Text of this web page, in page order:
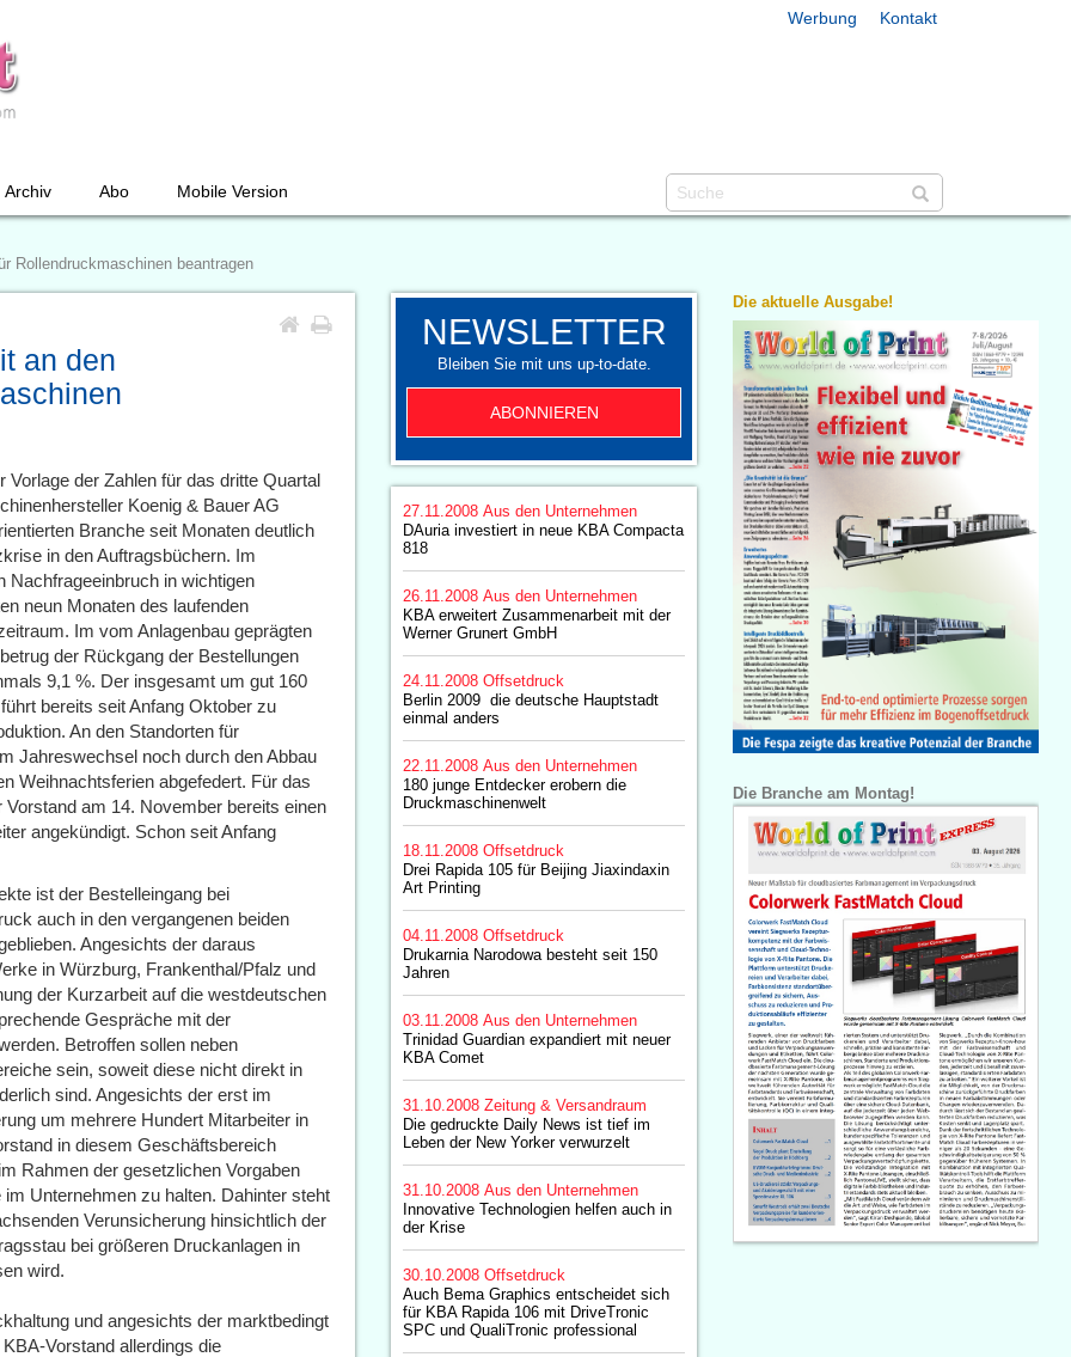
Werbung Kontakt
Archiv Abo Mobile Version
Rollendruckmaschinen beantragen
an den
Vorlage der Zahlen für das dritte Quartal
Koenig & Bauer AG
Branche seit Monaten deutlich
in den Auftragsbüchern. Im
Nachfrageeinbruch in wichtigen
neun Monaten des laufenden
Im vom Anlagenbau geprägten
der Rückgang der Bestellungen
9,1 %. Der insgesamt um gut 160
führt bereits seit Anfang Oktober zu
An den Standorten für
Jahreswechsel noch durch den Abbau
Weihnachtsferien abgefedert. Für das
am 14. November bereits einen
angekündigt. Schon seit Anfang
ist der Bestelleingang bei
auch in den vergangenen beiden
Angesichts der daraus
in Würzburg, Frankenthal/Pfalz und
der Kurzarbeit auf die westdeutschen
Gespräche mit der
Betroffen sollen neben
sein, soweit diese nicht direkt in
sind. Angesichts der erst im
um mehrere Hundert Mitarbeiter in
in diesem Geschäftsbereich
Rahmen der gesetzlichen Vorgaben
Unternehmen zu halten. Dahinter steht
Verunsicherung hinsichtlich der
bei größeren Druckanlagen in
wird.
und angesichts der marktbedingt
Vorstand allerdings die
NEWSLETTER
Bleiben Sie mit uns up-to-date.
ABONNIEREN
27.11.2008 Aus den Unternehmen
DAuria investiert in neue KBA Compacta
818
26.11.2008 Aus den Unternehmen
KBA erweitert Zusammenarbeit mit der
Werner Grunert GmbH
24.11.2008 Offsetdruck
Berlin 2009  die deutsche Hauptstadt
einmal anders
22.11.2008 Aus den Unternehmen
180 junge Entdecker erobern die
Druckmaschinenwelt
18.11.2008 Offsetdruck
Drei Rapida 105 für Beijing Jiaxindaxin
Art Printing
04.11.2008 Offsetdruck
Drukarnia Narodowa besteht seit 150
Jahren
03.11.2008 Aus den Unternehmen
Trinidad Guardian expandiert mit neuer
KBA Comet
31.10.2008 Zeitung & Versandraum
Die gedruckte Daily News ist tief im
Leben der New Yorker verwurzelt
31.10.2008 Aus den Unternehmen
Innovative Technologien helfen auch in
der Krise
30.10.2008 Offsetdruck
Auch Bema Graphics entscheidet sich
für KBA Rapida 106 mit DriveTronic
SPC und QualiTronic professional
Die aktuelle Ausgabe!
Die Branche am Montag!